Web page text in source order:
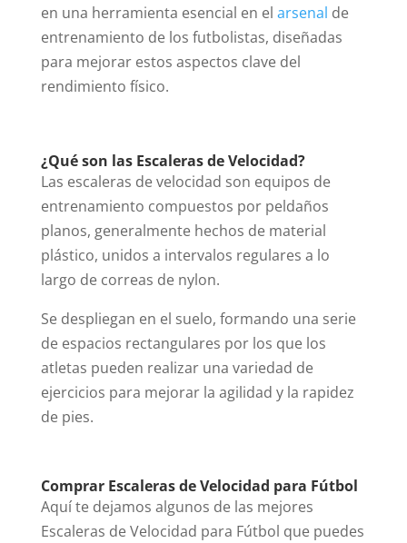
en una herramienta esencial en el arsenal de
entrenamiento de los futbolistas, diseñadas
para mejorar estos aspectos clave del
rendimiento físico.
¿Qué son las Escaleras de Velocidad?
Las escaleras de velocidad son equipos de
entrenamiento compuestos por peldaños
planos, generalmente hechos de material
plástico, unidos a intervalos regulares a lo
largo de correas de nylon.
Se despliegan en el suelo, formando una serie
de espacios rectangulares por los que los
atletas pueden realizar una variedad de
ejercicios para mejorar la agilidad y la rapidez
de pies.
Comprar Escaleras de Velocidad para Fútbol
Aquí te dejamos algunos de las mejores
Escaleras de Velocidad para Fútbol que puedes